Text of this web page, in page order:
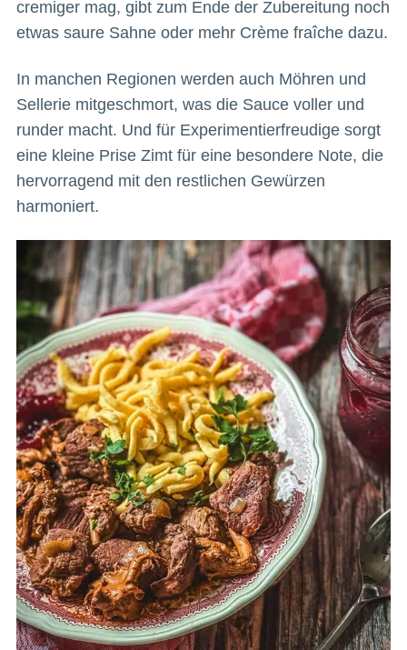
cremiger mag, gibt zum Ende der Zubereitung noch
etwas saure Sahne oder mehr Crème fraîche dazu.
In manchen Regionen werden auch Möhren und
Sellerie mitgeschmort, was die Sauce voller und
runder macht. Und für Experimentierfreudige sorgt
eine kleine Prise Zimt für eine besondere Note, die
hervorragend mit den restlichen Gewürzen
harmoniert.